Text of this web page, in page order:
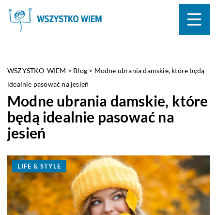
WSZYSTKO-WIEM > Blog > Modne ubrania damskie, które będą
idealnie pasować na jesień
Modne ubrania damskie, które
będą idealnie pasować na
jesień
LIFE & STYLE